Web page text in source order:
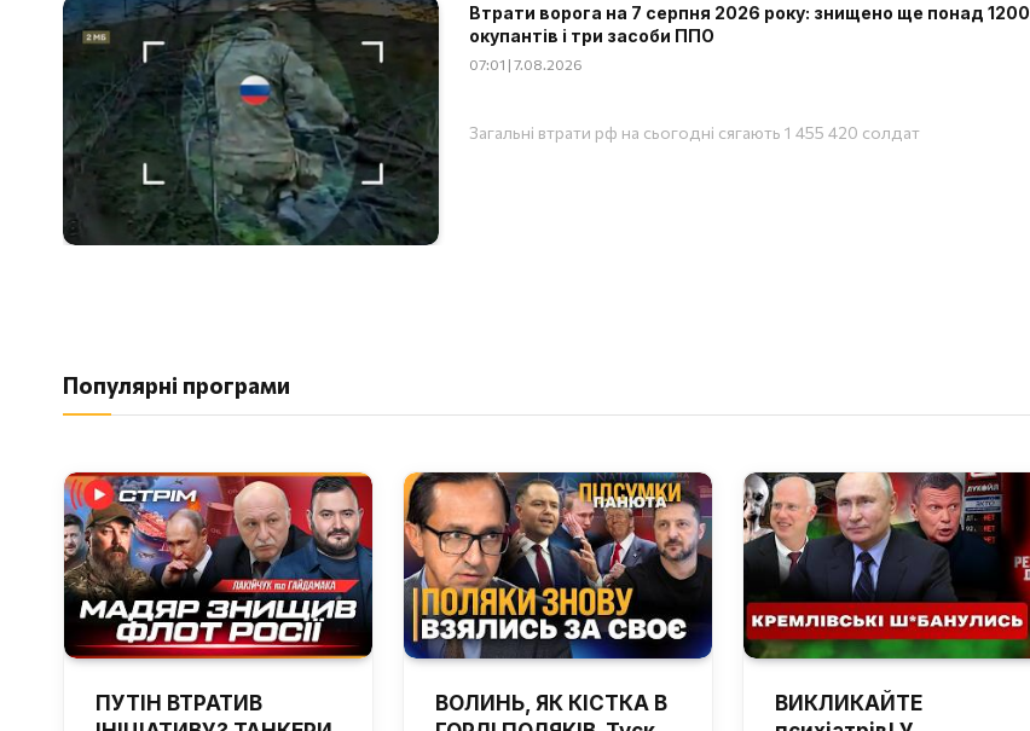
Втрати ворога на 7 серпня 2026 року: знищено ще понад 1200
окупантів і три засоби ППО
07:01 | 7.08.2026
Загальні втрати рф на сьогодні сягають 1 455 420 солдат
Популярні програми
ПУТІН ВТРАТИВ
ВОЛИНЬ, ЯК КІСТКА В
ВИКЛИКАЙТЕ